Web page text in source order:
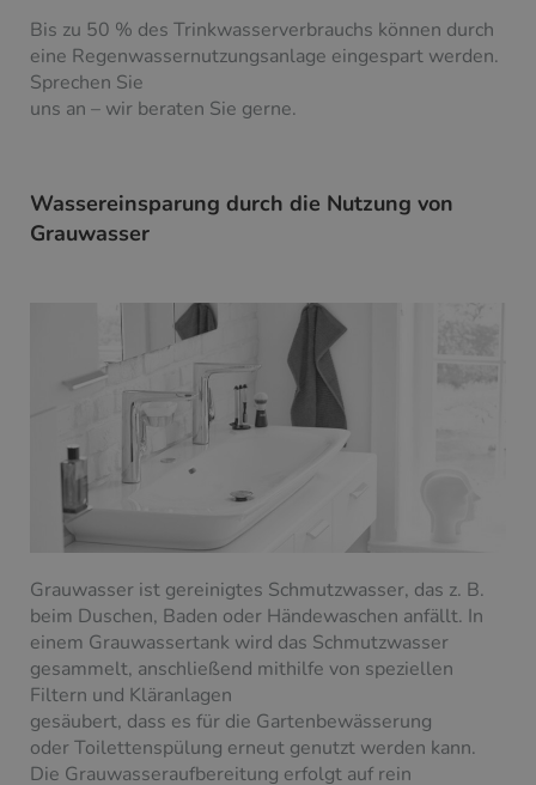
Bis zu 50 % des Trinkwasserverbrauchs können durch
eine Regenwassernutzungsanlage eingespart werden.
Sprechen Sie
uns an – wir beraten Sie gerne.
Wassereinsparung durch die Nutzung von
Grauwasser
Grauwasser ist gereinigtes Schmutzwasser, das z. B.
beim Duschen, Baden oder Händewaschen anfällt. In
einem Grauwassertank wird das Schmutzwasser
gesammelt, anschließend mithilfe von speziellen
Filtern und Kläranlagen
gesäubert, dass es für die Gartenbewässerung
oder Toilettenspülung erneut genutzt werden kann.
Die Grauwasseraufbereitung erfolgt auf rein